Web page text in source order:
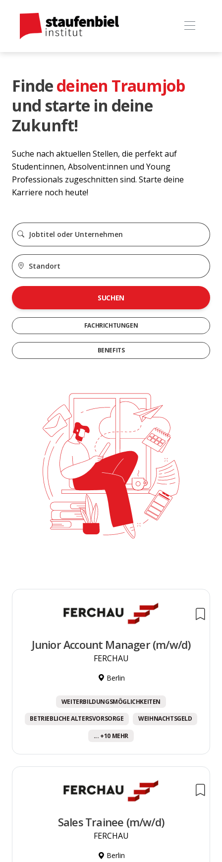
Findedeinen Traumjob
und starte in deine
Zukunft!
Suche nach aktuellen Stellen, die perfekt auf
Student:innen, Absolvent:innen und Young
Professionals zugeschnitten sind. Starte deine
Karriere noch heute!
SUCHEN
FACHRICHTUNGEN
BENEFITS
Junior Account Manager (m/w/d)
FERCHAU
Berlin
WEITERBILDUNGSMÖGLICHKEITEN
BETRIEBLICHE ALTERSVORSORGE WEIHNACHTSGELD
... +10 MEHR
Sales Trainee (m/w/d)
FERCHAU
Berlin